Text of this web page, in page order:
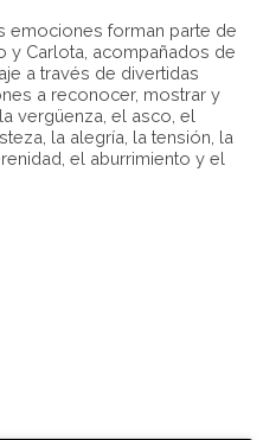
emociones forman parte de
y Carlota, acompañados de
a través de divertidas
a reconocer, mostrar y
vergüenza, el asco, el
la alegría, la tensión, la
el aburrimiento y el